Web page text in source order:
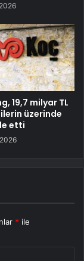
19,7 milyar TL
üzerinde
etti
* ile